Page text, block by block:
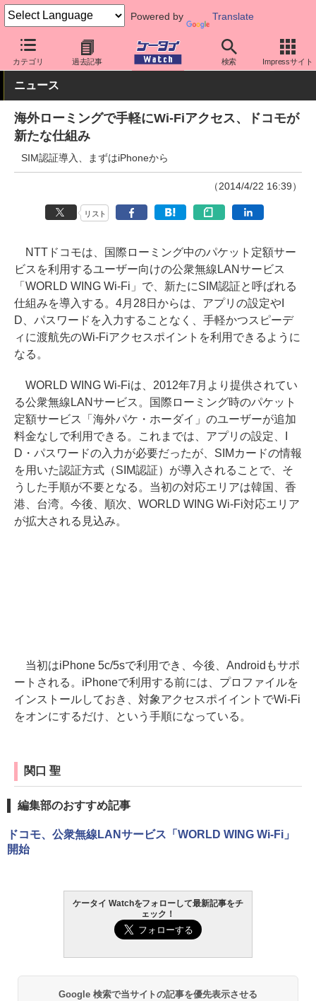
Powered by Translate
カテゴリ 過去記事 検索 Impressサイト
ケータイ Watch キャリア ドコモ アプリ・サービス
ニュース
海外ローミングで手軽にWi-Fiアクセス、ドコモが
新たな仕組み
SIM認証導入、まずはiPhoneから
（2014/4/22 16:39）
リスト
NTTドコモは、国際ローミング中のパケット定額サー
ビスを利用するユーザー向けの公衆無線LANサービス
「WORLD WING Wi-Fi」で、新たにSIM認証と呼ばれる
仕組みを導入する。4月28日からは、アプリの設定やI
D、パスワードを入力することなく、手軽かつスピーデ
ィに渡航先のWi-Fiアクセスポイントを利用できるように
なる。
WORLD WING Wi-Fiは、2012年7月より提供されてい
る公衆無線LANサービス。国際ローミング時のパケット
定額サービス「海外パケ・ホーダイ」のユーザーが追加
料金なしで利用できる。これまでは、アプリの設定、I
D・パスワードの入力が必要だったが、SIMカードの情報
を用いた認証方式（SIM認証）が導入されることで、そ
うした手順が不要となる。当初の対応エリアは韓国、香
港、台湾。今後、順次、WORLD WING Wi-Fi対応エリア
が拡大される見込み。
当初はiPhone 5c/5sで利用でき、今後、Androidもサポ
ートされる。iPhoneで利用する前には、プロファイルを
インストールしておき、対象アクセスポイイントでWi-Fi
をオンにするだけ、という手順になっている。
関口 聖
編集部のおすすめ記事
ドコモ、公衆無線LANサービス「WORLD WING Wi-Fi」
開始
ケータイ Watchをフォローして最新記事をチ
ェック！
Google 検索で当サイトの記事を優先表示させる